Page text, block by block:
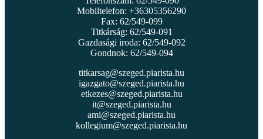
Mobiltelefon: +36305356290
Fax: 62/549-099
Titkárság: 62/549-091
Gazdasági iroda: 62/549-092
Gondnok: 62/549-094
titkarsag@szeged.piarista.hu
igazgato@szeged.piarista.hu
etkezes@szeged.piarista.hu
it@szeged.piarista.hu
ami@szeged.piarista.hu
kollegium@szeged.piarista.hu